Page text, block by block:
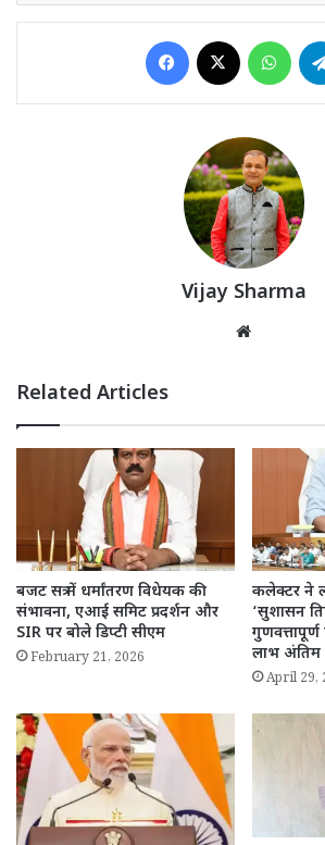
Facebook
Vijay Sharma
Related Articles
बजट सत्र में धर्मांतरण विधेयक की
संभावना, एआई समिट प्रदर्शन और
SIR पर बोले डिप्टी सीएम
February 21, 2026
कलेक्टर ने
‘सुशासन
लाभ अंतिम
April 29,